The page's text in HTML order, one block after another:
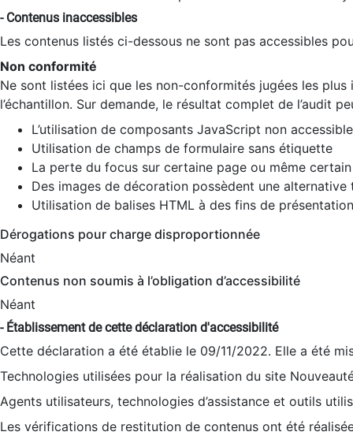
- Contenus inaccessibles
Les contenus listés ci-dessous ne sont pas accessibles
Non conformité
Ne sont listées ici que les non-conformités jugées les
l’échantillon. Sur demande, le résultat complet de l’audit
L’utilisation de composants JavaScript non
Utilisation de champs de formulaire sans étiquette
La perte du focus sur certaine page ou même
Des images de décoration possèdent une alternative
Utilisation de balises HTML à des fins de
Dérogations pour charge disproportionnée
Néant
Contenus non soumis à l’obligation d’accessibilité
Néant
- Établissement de cette déclaration d'accessibilité
Cette déclaration a été établie le 09/11/2022. Elle a été
Technologies utilisées pour la réalisation du site
Agents utilisateurs, technologies d’assistance et outils
Les vérifications de restitution de contenus ont été